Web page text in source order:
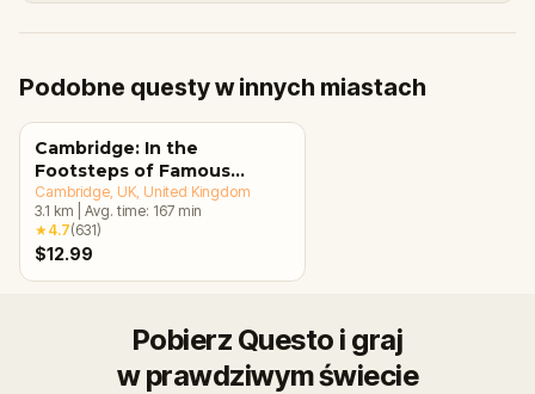
Podobne questy w innych miastach
Cambridge: In the
Footsteps of Famous
Alumni Walking Tour &
Escape Game
Cambridge, UK , United Kingdom
3.1 km Avg. time: 167 min
★4.7(631)
$12.99
Pobierz Questo i graj
w prawdziwym świecie